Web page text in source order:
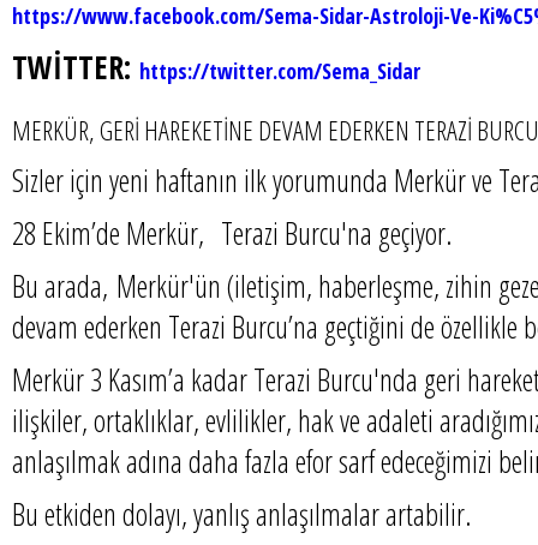
https://www.facebook.com/Sema-Sidar-Astroloji-Ve-
TWİTTER: https://twitter.com/Sema_Sidar
MERKÜR, GERİ HAREKETİNE DEVAM EDERKEN TERAZİ
Sizler için yeni haftanın ilk yorumunda Merkür ve
28 Ekim’de Merkür, Terazi Burcu'na geçiyor.
Bu arada, Merkür'ün (iletişim, haberleşme, zihin
devam ederken Terazi Burcu’na geçtiğini de
Merkür 3 Kasım’a kadar Terazi Burcu'nda geri
ilişkiler, ortaklıklar, evlilikler, hak ve adaleti
anlaşılmak adına daha fazla efor sarf edeceğimizi
Bu etkiden dolayı, yanlış anlaşılmalar artabilir.